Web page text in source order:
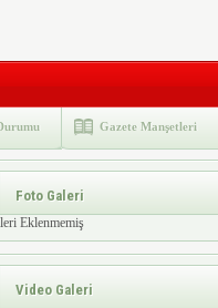
Gazete Manşetleri
Foto Galeri
Eklenmemiş
Video Galeri